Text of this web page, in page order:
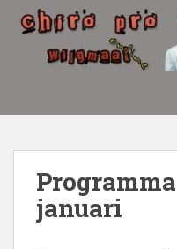
o
januari